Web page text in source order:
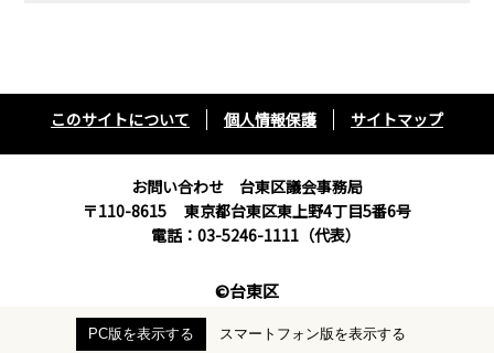
このサイトについて 個人情報保護 サイトマップ
お問い合わせ 台東区議会事務局
〒110-8615
東京都台東区東上野4丁目5番6号
電話：03-5246-1111（代表）
©台東区
PC版を表示する スマートフォン版を表示する